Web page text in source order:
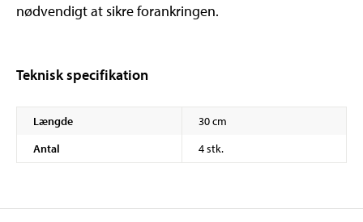
nødvendigt at sikre forankringen.
Teknisk specifikation
Længde
30 cm
Antal
4 stk.